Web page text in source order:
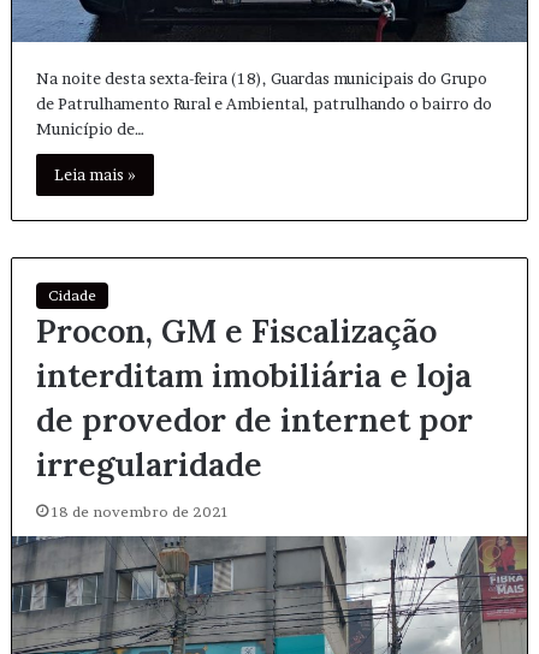
Na noite desta sexta-feira (18), Guardas municipais do Grupo
de Patrulhamento Rural e Ambiental, patrulhando o bairro do
Município de…
Leia mais »
Cidade
Procon, GM e Fiscalização
interditam imobiliária e loja
de provedor de internet por
irregularidade
18 de novembro de 2021